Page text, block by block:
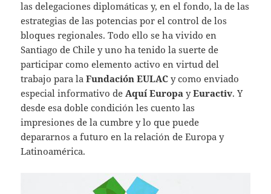
las delegaciones diplomáticas y, en el fondo, la de las
estrategias de las potencias por el control de los
bloques regionales. Todo ello se ha vivido en
Santiago de Chile y uno ha tenido la suerte de
participar como elemento activo en virtud del
trabajo para la Fundación EULAC y como enviado
especial informativo de Aquí Europa yEuractiv. Y
desde esa doble condición les cuento las
impresiones de la cumbre y lo que puede
depararnos a futuro en la relación de Europa y
Latinoamérica.